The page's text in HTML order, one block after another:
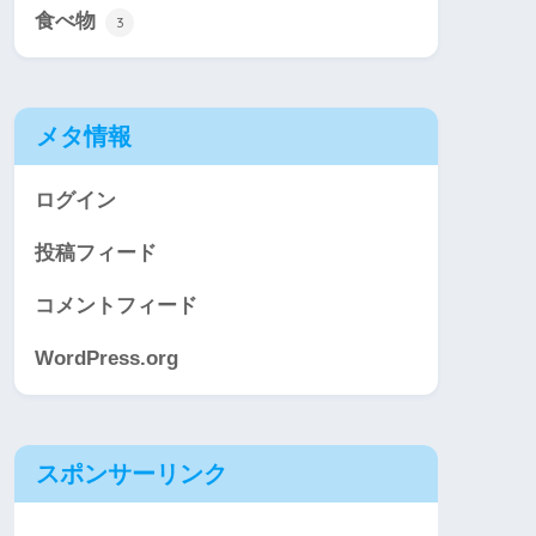
食べ物 3
メタ情報
ログイン
投稿フィード
コメントフィード
WordPress.org
スポンサーリンク